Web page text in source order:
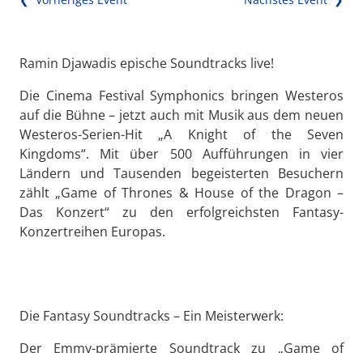
Ramin Djawadis epische Soundtracks live!
Die Cinema Festival Symphonics bringen Westeros
auf die Bühne – jetzt auch mit Musik aus dem neuen
Westeros-Serien-Hit „A Knight of the Seven
Kingdoms“. Mit über 500 Aufführungen in vier
Ländern und Tausenden begeisterten Besuchern
zählt „Game of Thrones & House of the Dragon –
Das Konzert“ zu den erfolgreichsten Fantasy-
Konzertreihen Europas.
Die Fantasy Soundtracks – Ein Meisterwerk:
Der Emmy-prämierte Soundtrack zu „Game of